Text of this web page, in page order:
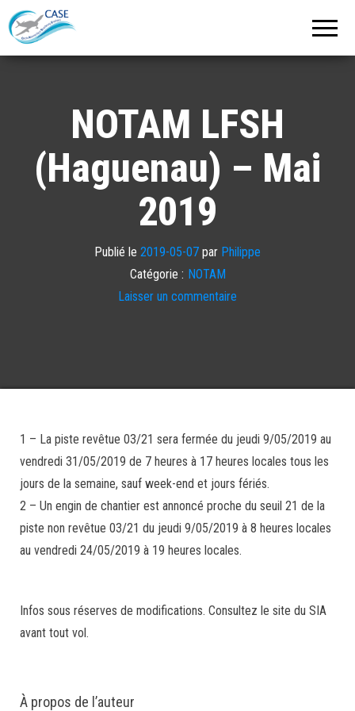
NOTAM LFSH
(Haguenau) – Mai
2019
Publié le 2019-05-07 par Philippe
Catégorie : NOTAM
Laisser un commentaire
1 – La piste revêtue 03/21 sera fermée du jeudi 9/05/2019 au
vendredi 31/05/2019 de 7 heures à 17 heures locales tous les
jours de la semaine, sauf week-end et jours fériés.
2 – Un engin de chantier est annoncé proche du seuil 21 de la
piste non revêtue 03/21 du jeudi 9/05/2019 à 8 heures locales
au vendredi 24/05/2019 à 19 heures locales.
Infos sous réserves de modifications. Consultez le site du SIA
avant tout vol.
À propos de l’auteur